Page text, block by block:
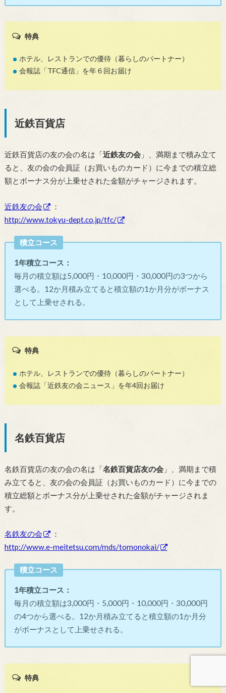
特典
ホテル、レストランでの優待（暮らしのパートナー）
会報誌「TFC通信」を年６回お届け
近鉄百貨店
近鉄百貨店の友の会の名は「近鉄友の会」、満期まで積み立て
ると、友の会の会員証（お買いものカード）に今までの積立総
額とボーナス分が上乗せされた金額がチャージされます。
近鉄友の会
：
http://www.tokyu-dept.co.jp/tfc/
積立コース
1年積立コース：
毎月の積立額は5,000円・10,000円・30,000円の3つから
選べる。12か月積み立てると積立額の1か月分がボーナス
として上乗せされる。
特典
ホテル、レストランでの優待（暮らしのパートナー）
会報誌「近鉄友の会ニュース」を年4回お届け
名鉄百貨店
名鉄百貨店の友の会の名は「名鉄百貨店友の会」、満期まで積
み立てると、友の会の会員証（お買いものカード）に今までの
積立総額とボーナス分が上乗せされた金額がチャージされま
す。
名鉄友の会
：
http://www.e-meitetsu.com/mds/tomonokai/
積立コース
1年積立コース：
毎月の積立額は3,000円・5,000円・10,000円・30,000円
の4つから選べる。12か月積み立てると積立額の1か月分
がボーナスとして上乗せされる。
特典